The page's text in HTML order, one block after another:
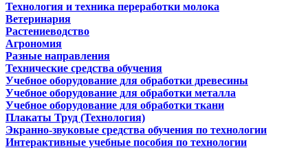
Технология и техника переработки молока
Ветеринария
Растениеводство
Агрономия
Разные направления
Технические средства обучения
Учебное оборудование для обработки древесины
Учебное оборудование для обработки металла
Учебное оборудование для обработки ткани
Плакаты Труд (Технология)
Экранно-звуковые средства обучения по технологии
Интерактивные учебные пособия по технологии